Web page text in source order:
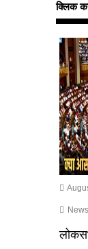
क्लिक